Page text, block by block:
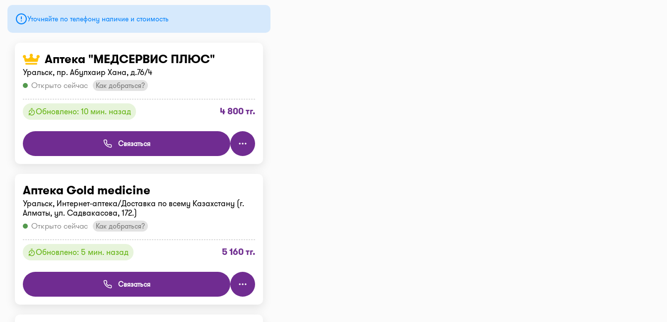
Уточняйте по телефону наличие и стоимость
Аптека "МЕДСЕРВИС ПЛЮС"
Уральск, пр. Абулхаир Хана, д.76/4
Открыто сейчас
Как добраться?
Обновлено: 10 мин. назад 4 800 тг.
Связаться
Аптека Gold medicine
Уральск, Интернет-аптека/Доставка по всему Казахстану (г.
Алматы, ул. Садвакасова, 172.)
Открыто сейчас
Как добраться?
Обновлено: 5 мин. назад 5 160 тг.
Связаться